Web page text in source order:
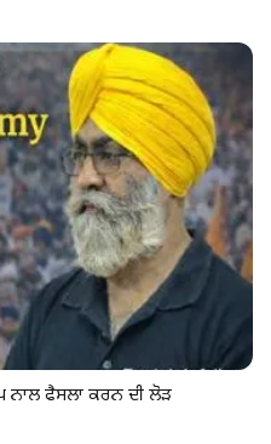
ਨਾਲ ਫੈਸਲਾ ਕਰਨ ਦੀ ਲੋੜ